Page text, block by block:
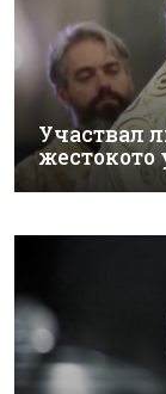
Участвал
жестокото